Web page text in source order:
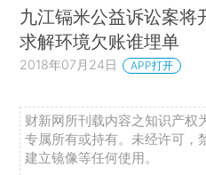
九江镉米公益诉讼案将
求解环境欠账谁埋单
2018年07月24日 APP打开
财新网所刊载内容之知识产权
专属所有或持有。未经许可，
建立镜像等任何使用。